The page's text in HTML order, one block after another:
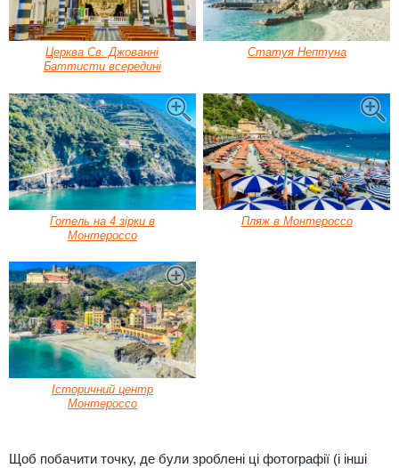
Церква Св. Джованні
Баттисти всередині
Статуя Нептуна
Готель на 4 зірки в
Монтероссо
Пляж в Монтероссо
Історичний центр
Монтероссо
Щоб побачити точку, де були зроблені ці фотографії (і інші